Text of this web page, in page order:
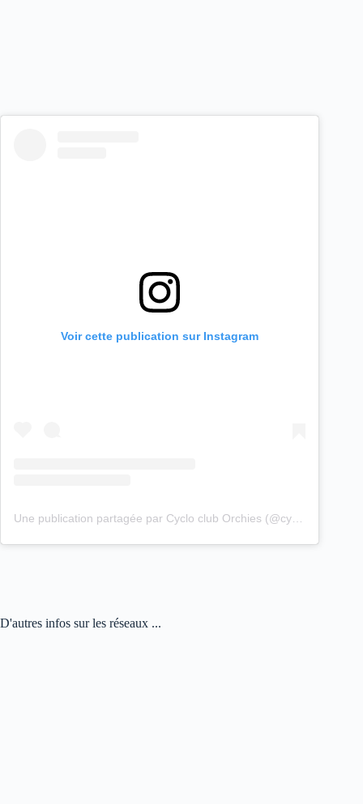
Voir cette publication sur Instagram
D'autres infos sur les réseaux ...